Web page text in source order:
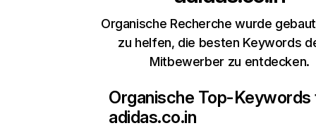
Organische Recherche wurde
zu helfen, die besten Keywords
Mitbewerber zu entdecken.
Organische Top-Keywords
adidas.co.in